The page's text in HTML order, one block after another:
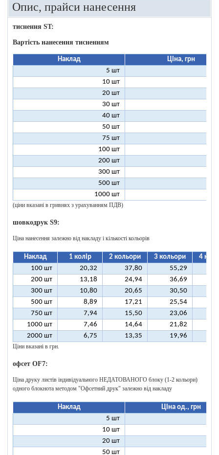
Опис, прайси нанесення
тиснення ST:
Вартість нанесення тисненням
Наклад
Ціна, грн
5 шт
10 шт
20 шт
30 шт
40 шт
50 шт
75 шт
100 шт
200 шт
300 шт
500 шт
1000 шт
(ціни вказані в гривнях з урахуванням ПДВ)
шовкодрук S9:
Ціна нанесення залежно від накладу і кількості кольорів
Наклад 1 колір 2 кольори 3 кольори
4
100 шт
20,32 37,80 55,29
200 шт
13,18 24,94 36,69
300 шт
10,80 20,65 30,50
500 шт
8,89 17,21 25,54
750 шт
7,94 15,50 23,06
1000 шт
7,46 14,64 21,82
2000 шт
6,75 13,35 19,96
Ціни вказані в грн.
офсет OF7:
Ціна друку листів індивідуального НЕДАТОВАНОГО блоку (1-2 кольори)
одного блокнота методом "Офсетний друк" залежно від накладу
Наклад
Ціна од., грн
5 шт
10 шт
20 шт
50 шт